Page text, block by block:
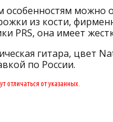
можно
из кости,
PRS, она имеет
гитара, цвет
по России.
отличаться от указанных.